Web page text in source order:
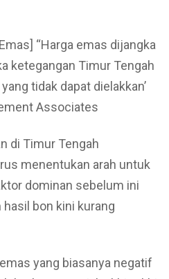
“Harga emas dijangka
ketegangan Timur Tengah
tidak dapat dielakkan’
Associates
di Timur Tengah
menentukan arah untuk
dominan sebelum ini
bon kini kurang
yang biasanya negatif